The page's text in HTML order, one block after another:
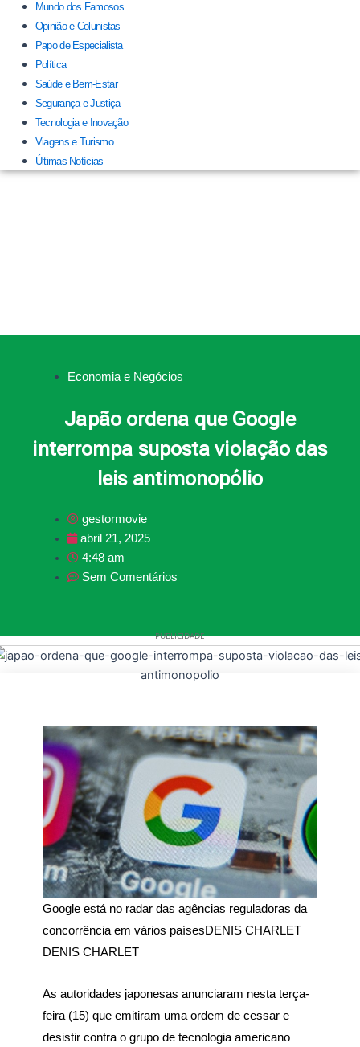
Mundo dos Famosos
Opinião e Colunistas
Papo de Especialista
Política
Saúde e Bem-Estar
Segurança e Justiça
Tecnologia e Inovação
Viagens e Turismo
Últimas Notícias
Economia e Negócios
Japão ordena que Google
interrompa suposta violação das
leis antimonopólio
gestormovie
abril 21, 2025
4:48 am
Sem Comentários
PUBLICIDADE
Google está no radar das agências reguladoras da
concorrência em vários paísesDENIS CHARLET
DENIS CHARLET
As autoridades japonesas anunciaram nesta terça-
feira (15) que emitiram uma ordem de cessar e
desistir contra o grupo de tecnologia americano